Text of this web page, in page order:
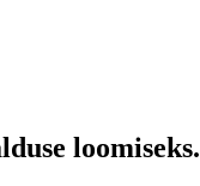
loomiseks.